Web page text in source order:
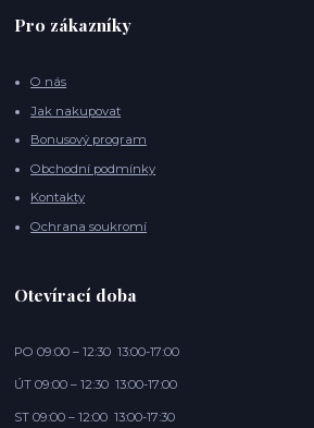
Pro zákazníky
O nás
Jak nakupovat
Bonusový program
Obchodní podmínky
Kontakty
Ochrana soukromí
Otevírací doba
PO 09:00 – 12:30 13:00-17:00
ÚT 09:00 – 12:30 13:00-17:00
ST 09:00 – 12:00 13:00-17:30